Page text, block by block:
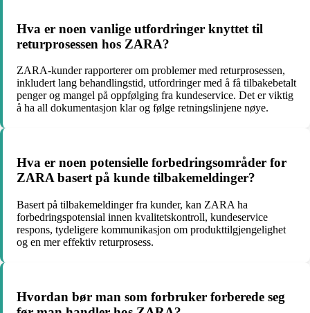
Hva er noen vanlige utfordringer knyttet til
returprosessen hos ZARA?
ZARA-kunder rapporterer om problemer med returprosessen,
inkludert lang behandlingstid, utfordringer med å få tilbakebetalt
penger og mangel på oppfølging fra kundeservice. Det er viktig
å ha all dokumentasjon klar og følge retningslinjene nøye.
Hva er noen potensielle forbedringsområder for
ZARA basert på kunde tilbakemeldinger?
Basert på tilbakemeldinger fra kunder, kan ZARA ha
forbedringspotensial innen kvalitetskontroll, kundeservice
respons, tydeligere kommunikasjon om produkttilgjengelighet
og en mer effektiv returprosess.
Hvordan bør man som forbruker forberede seg